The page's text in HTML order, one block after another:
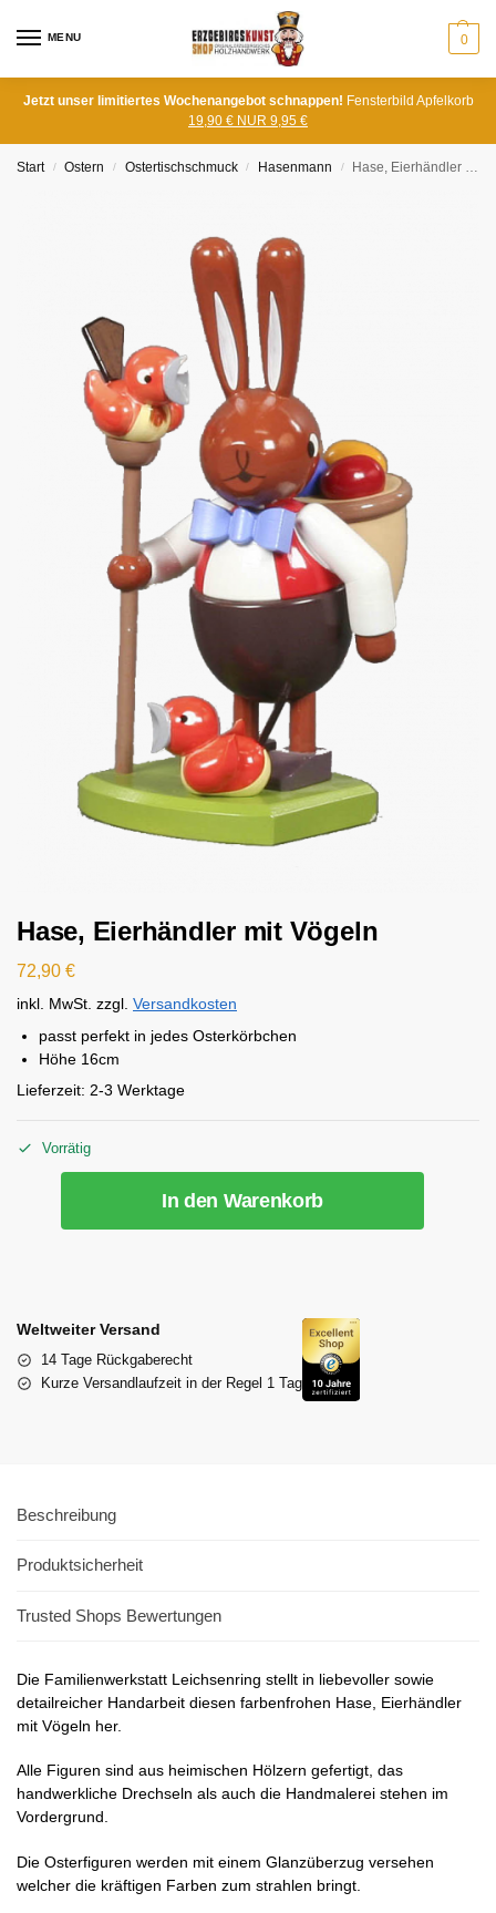
MENU 0
Jetzt unser limitiertes Wochenangebot schnappen! Fensterbild Apfelkorb
19,90 € NUR 9,95 €
Start / Ostern / Ostertischschmuck / Hasenmann / Hase, Eierhändler mit Vögeln
Hase, Eierhändler mit Vögeln
72,90 €
inkl. MwSt. zzgl. Versandkosten
passt perfekt in jedes Osterkörbchen
Höhe 16cm
Lieferzeit: 2-3 Werktage
Vorrätig
In den Warenkorb
Weltweiter Versand
14 Tage Rückgaberecht
Kurze Versandlaufzeit in der Regel 1 Tag
Beschreibung
Produktsicherheit
Trusted Shops Bewertungen
Die Familienwerkstatt Leichsenring stellt in liebevoller sowie
detailreicher Handarbeit diesen farbenfrohen Hase, Eierhändler
mit Vögeln her.
Alle Figuren sind aus heimischen Hölzern gefertigt, das
handwerkliche Drechseln als auch die Handmalerei stehen im
Vordergrund.
Die Osterfiguren werden mit einem Glanzüberzug versehen
welcher die kräftigen Farben zum strahlen bringt.